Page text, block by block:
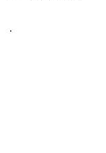
.